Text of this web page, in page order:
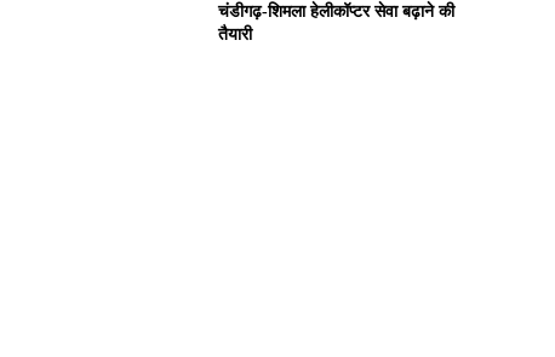
चंडीगढ़-शिमला हेलीकॉप्टर सेवा बढ़ाने की
तैयारी